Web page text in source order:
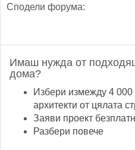
Сподели форума:
Имаш нужда от
дома?
Избери измежду 4
архитекти от цялата
Заяви проект
Разбери повече